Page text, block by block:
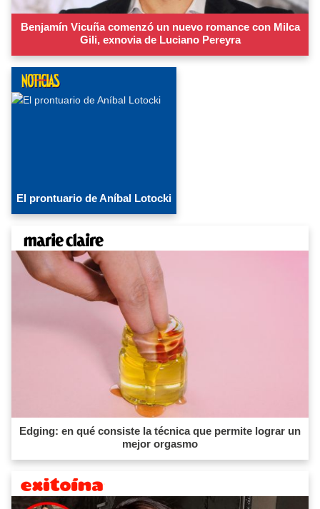
Benjamín Vicuña comenzó un nuevo romance con Milca
Gili, exnovia de Luciano Pereyra
El prontuario de Aníbal Lotocki
Edging: en qué consiste la técnica que permite lograr un
mejor orgasmo